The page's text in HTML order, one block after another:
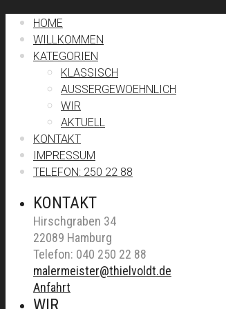
HOME
WILLKOMMEN
KATEGORIEN
KLASSISCH
AUSSERGEWOEHNLICH
WIR
AKTUELL
KONTAKT
IMPRESSUM
TELEFON: 250 22 88
KONTAKT
Hirschgraben 34
22089 Hamburg
Telefon: 040 250 22 88
malermeister@thielvoldt.de
Anfahrt
WIR